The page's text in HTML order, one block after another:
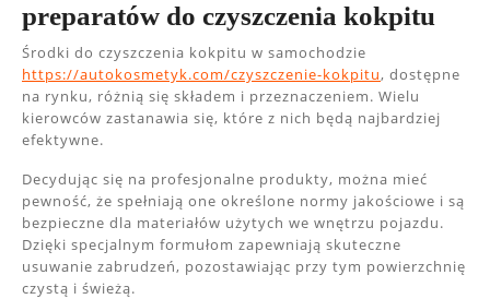
preparatów do czyszczenia kokpitu
Środki do czyszczenia kokpitu w samochodzie
https://autokosmetyk.com/czyszczenie-kokpitu, dostępne
na rynku, różnią się składem i przeznaczeniem. Wielu
kierowców zastanawia się, które z nich będą najbardziej
efektywne.
Decydując się na profesjonalne produkty, można mieć
pewność, że spełniają one określone normy jakościowe i są
bezpieczne dla materiałów użytych we wnętrzu pojazdu.
Dzięki specjalnym formułom zapewniają skuteczne
usuwanie zabrudzeń, pozostawiając przy tym powierzchnię
czystą i świeżą.